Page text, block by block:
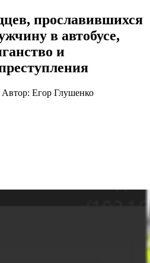
прославившихся
в автобусе,
и
Автор: Егор Глушенко